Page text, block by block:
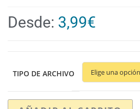
Desde: 3,99€
TIPO DE ARCHIVO